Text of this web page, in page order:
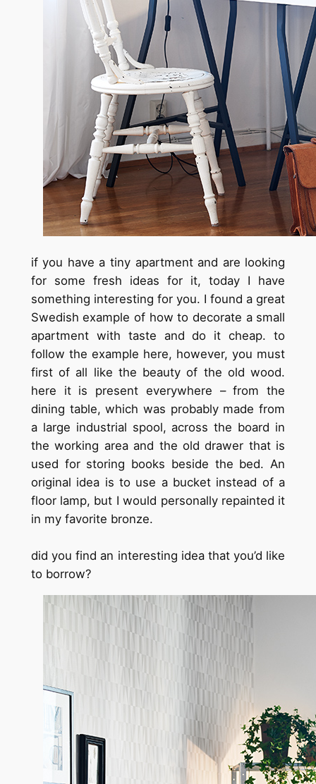
if you have a tiny apartment and are looking
for some fresh ideas for it, today I have
something interesting for you. I found a great
Swedish example of how to decorate a small
apartment with taste and do it cheap. to
follow the example here, however, you must
first of all like the beauty of the old wood.
here it is present everywhere – from the
dining table, which was probably made from
a large industrial spool, across the board in
the working area and the old drawer that is
used for storing books beside the bed. An
original idea is to use a bucket instead of a
floor lamp, but I would personally repainted it
in my favorite bronze.
did you find an interesting idea that you’d like
to borrow?